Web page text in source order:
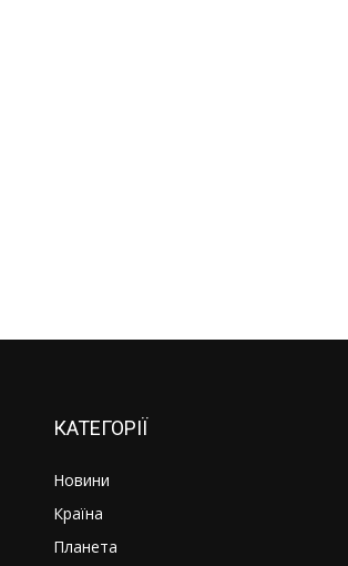
КАТЕГОРІЇ
Новини
Країна
Планета